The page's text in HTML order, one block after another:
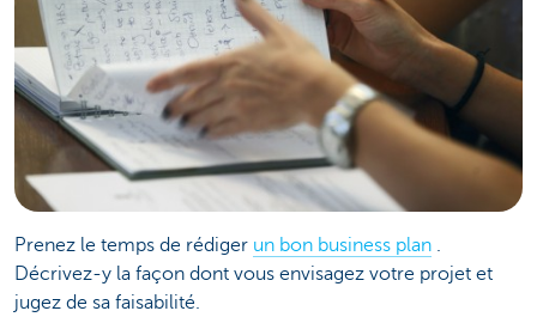
Prenez le temps de rédiger un bon business plan .
Décrivez-y la façon dont vous envisagez votre projet et
jugez de sa faisabilité.